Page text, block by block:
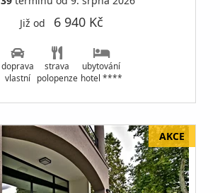
Již od 6 940 Kč
doprava
vlastní
strava
polopenze
ubytování
hotel ****